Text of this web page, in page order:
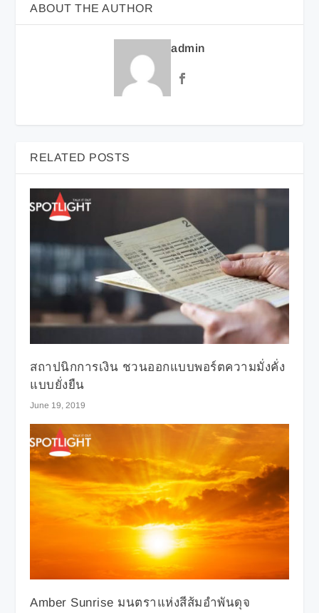
ABOUT THE AUTHOR
admin
RELATED POSTS
สถาปนิกการเงิน ชวนออกแบบพอร์ตความมั่งคั่ง
แบบยั่งยืน
June 19, 2019
Amber Sunrise มนตราแห่งสีส้มอำพันดุจ